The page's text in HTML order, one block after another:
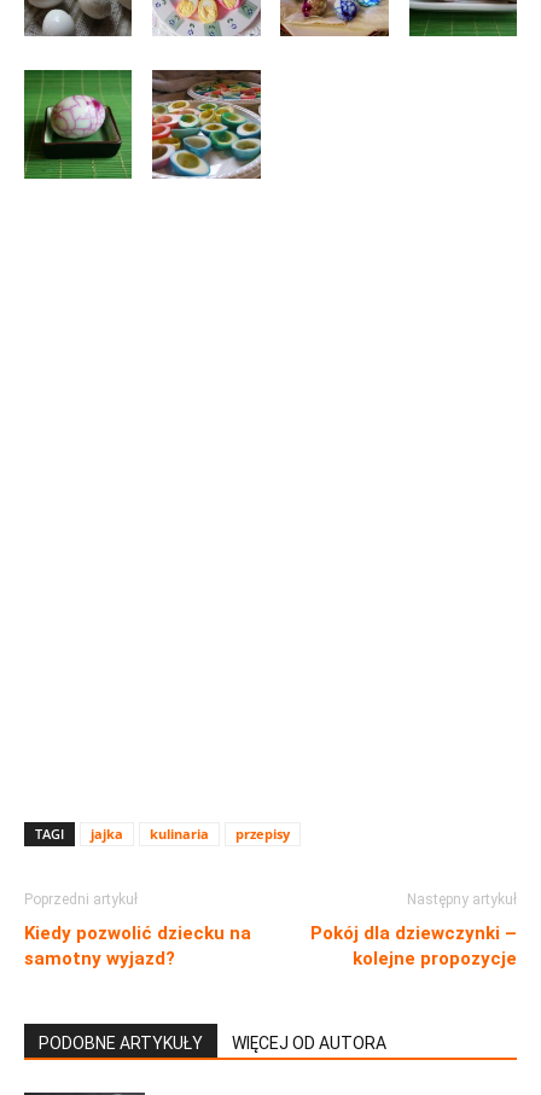
TAGI jajka kulinaria przepisy
Poprzedni artykuł
Kiedy pozwolić dziecku na
samotny wyjazd?
Następny artykuł
Pokój dla dziewczynki –
kolejne propozycje
PODOBNE ARTYKUŁY WIĘCEJ OD AUTORA